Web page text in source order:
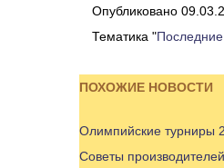
Опубликовано
Тематика "Последние
ПОХОЖИЕ НОВОСТИ
Олимпийские турниры
Советы